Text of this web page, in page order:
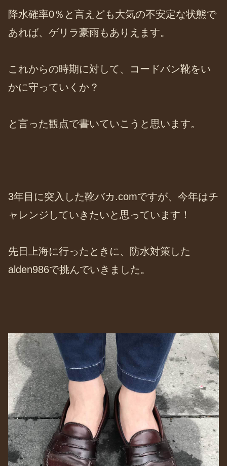
降水確率0％と言えども大気の不安定な状態で
あれば、ゲリラ豪雨もありえます。
これからの時期に対して、コードバン靴をい
かに守っていくか？
と言った観点で書いていこうと思います。
3年目に突入した靴バカ.comですが、今年はチ
ャレンジしていきたいと思っています！
先日上海に行ったときに、防水対策した
alden986で挑んでいきました。